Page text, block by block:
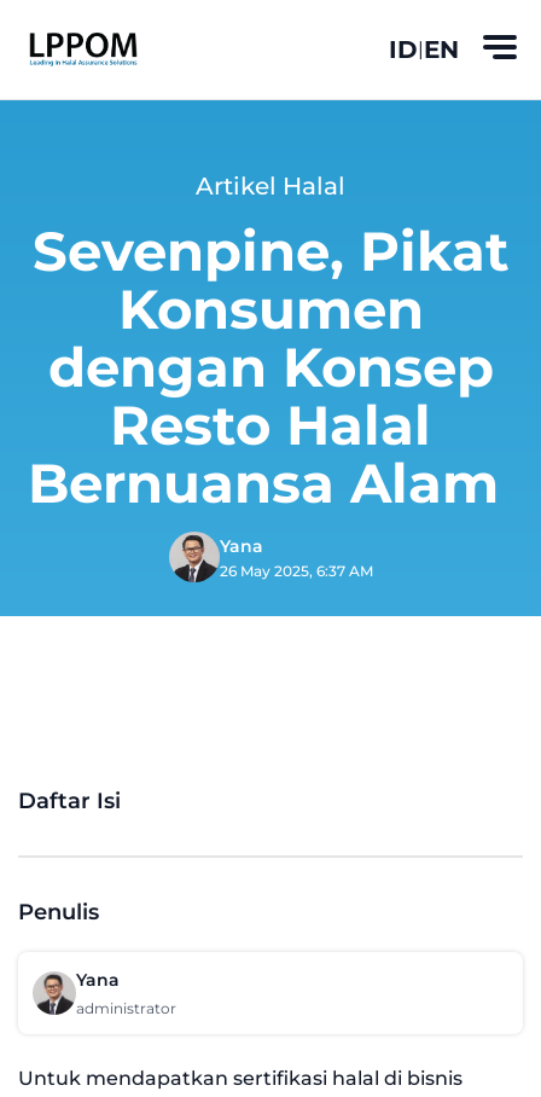
ID|EN
Artikel Halal
Sevenpine, Pikat
Konsumen
dengan Konsep
Resto Halal
Bernuansa Alam
Yana
26 May 2025, 6:37 AM
Daftar Isi
Penulis
Yana
administrator
Untuk mendapatkan sertifikasi halal di bisnis